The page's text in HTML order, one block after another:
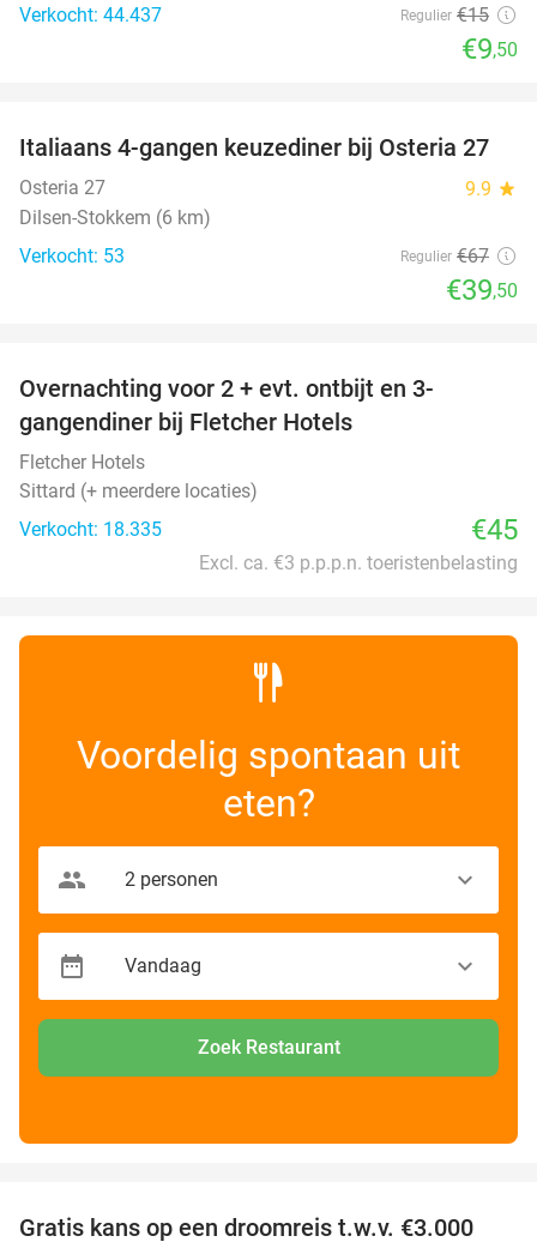
Verkocht: 44.437 Regulier €15
€9,50
41%
Italiaans 4-gangen keuzediner bij Osteria 27
Osteria 27 9.9 star
Dilsen-Stokkem (6 km)
Verkocht: 53
Regulier €67
€39,50
Overnachting voor 2 + evt. ontbijt en 3-
gangendiner bij Fletcher Hotels
Fletcher Hotels
Sittard (+ meerdere locaties)
Verkocht: 18.335
€45
Excl. ca. €3 p.p.p.n. toeristenbelasting
Voordelig spontaan uit
eten?
Zoek Restaurant
Gratis kans op een droomreis t.w.v. €3.000